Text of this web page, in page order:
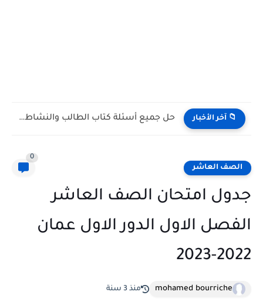
📁 آخر الأخبار حل جميع أسئلة كتاب الطالب والنشاط في الاحياء للصف العاشر...
الصف العاشر
0
جدول امتحان الصف العاشر
الفصل الاول الدور الاول عمان
2022-2023
mohamed bourriche منذ 3 سنة